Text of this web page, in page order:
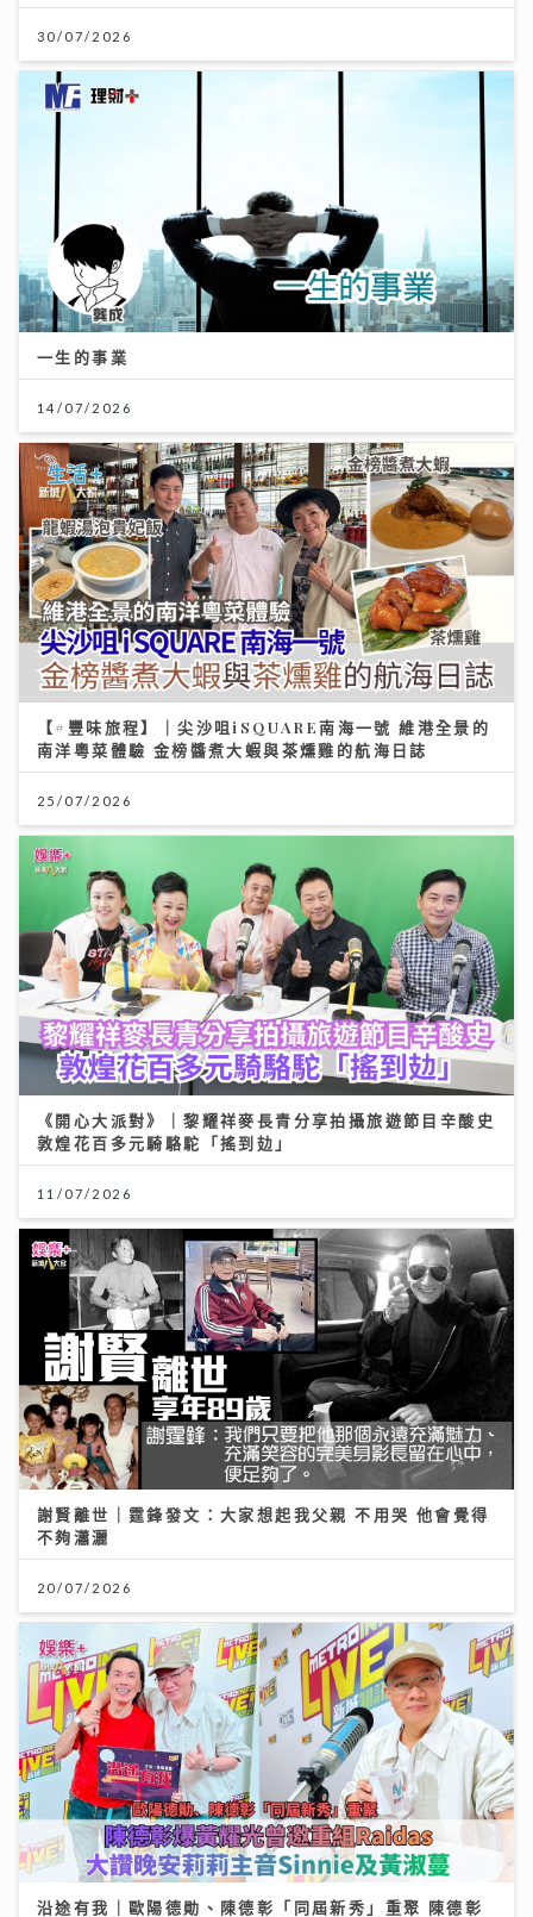
30/07/2026
一生的事業
14/07/2026
【#豐味旅程】｜尖沙咀iSQUARE南海一號 維港全景的
南洋粵菜體驗 金榜醬煮大蝦與茶燻雞的航海日誌
25/07/2026
《開心大派對》｜黎耀祥麥長青分享拍攝旅遊節目辛酸史
敦煌花百多元騎駱駝「搖到攰」
11/07/2026
謝賢離世｜霆鋒發文：大家想起我父親 不用哭 他會覺得
不夠瀟灑
20/07/2026
沿途有我｜歐陽德勛、陳德彰「同屆新秀」重聚 陳德彰